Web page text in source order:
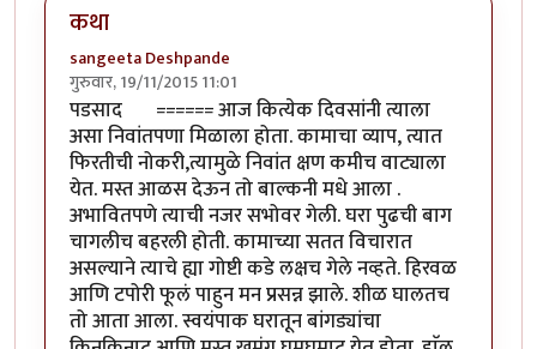
कथा
sangeeta Deshpande
गुरुवार, 19/11/2015 11:01
पडसाद ====== आज कित्येक दिवसांनी त्याला
असा निवांतपणा मिळाला होता. कामाचा व्याप, त्यात
फिरतीची नोकरी,त्यामुळे निवांत क्षण कमीच वाट्याला
येत. मस्त आळस देऊन तो बाल्कनी मधे आला .
अभावितपणे त्याची नजर सभोवर गेली. घरा पुढची बाग
चागलीच बहरली होती. कामाच्या सतत विचारात
असल्याने त्याचे ह्या गोष्टी कडे लक्षच गेले नव्हते. हिरवळ
आणि टपोरी फूलं पाहुन मन प्रसन्न झाले. शीळ घालतच
तो आता आला. स्वयंपाक घरातून बांगड्यांचा